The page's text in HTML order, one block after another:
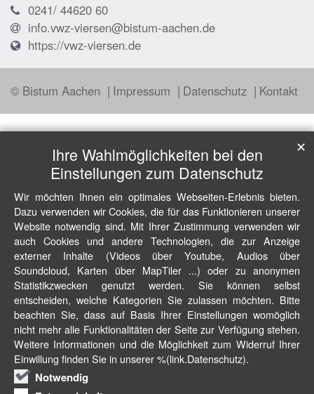
0241/ 44620 60
info.vwz-viersen@bistum-aachen.de
https://vwz-viersen.de
© Bistum Aachen Impressum Datenschutz Kontakt
Ihre Wahlmöglichkeiten bei den
Einstellungen zum Datenschutz
Wir möchten Ihnen ein optimales Webseiten-Erlebnis bieten.
Dazu verwenden wir Cookies, die für das Funktionieren unserer
Website notwendig sind. Mit Ihrer Zustimmung verwenden wir
auch Cookies und andere Technologien, die zur Anzeige
externer Inhalte (Videos über Youtube, Audios über
Soundcloud, Karten über MapTiler ...) oder zu anonymen
Statistikzwecken genutzt werden. Sie können selbst
entscheiden, welche Kategorien Sie zulassen möchten. Bitte
beachten Sie, dass auf Basis Ihrer Einstellungen womöglich
nicht mehr alle Funktionalitäten der Seite zur Verfügung stehen.
Weitere Informationen und die Möglichkeit zum Widerruf Ihrer
Einwillung finden Sie in unserer %(link.Datenschutz).
Notwendig
✕